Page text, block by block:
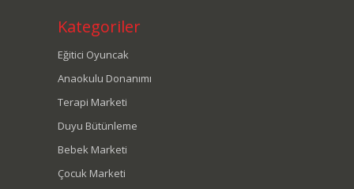
Kategoriler
Eğitici Oyuncak
Anaokulu Donanımı
Terapi Marketi
Duyu Bütünleme
Bebek Marketi
Çocuk Marketi